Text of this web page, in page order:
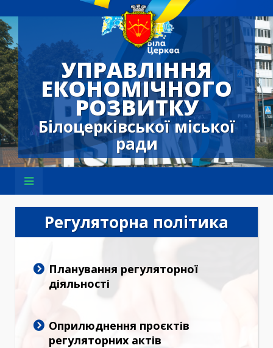
УПРАВЛІННЯ
ЕКОНОМІЧНОГО
РОЗВИТКУ
Білоцерківської міської
ради
Регуляторна політика
Планування регуляторної
діяльності
Оприлюднення проєктів
регуляторних актів